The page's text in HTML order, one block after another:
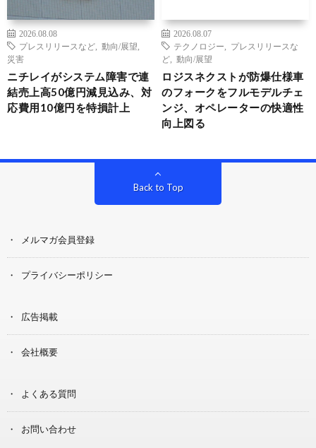
2026.08.08
プレスリリースなど
動向/展望
災害
ニチレイがシステム障害で連
結売上高50億円減見込み、対
応費用10億円を特損計上
2026.08.07
テクノロジー
プレスリリースな
ど
動向/展望
ロジスネクストが防爆仕様車
のフォークをフルモデルチェ
ンジ、オペレーターの快適性
向上図る
Back to Top
メルマガ会員登録
プライバシーポリシー
広告掲載
会社概要
よくある質問
お問い合わせ